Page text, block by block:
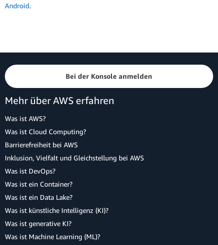
Android.
Bei der Konsole anmelden
Mehr über AWS erfahren
Was ist AWS?
Was ist Cloud Computing?
Barrierefreiheit bei AWS
Inklusion, Vielfalt und Gleichstellung bei AWS
Was ist DevOps?
Was ist ein Container?
Was ist ein Data Lake?
Was ist künstliche Intelligenz (KI)?
Was ist generative KI?
Was ist Machine Learning (ML)?